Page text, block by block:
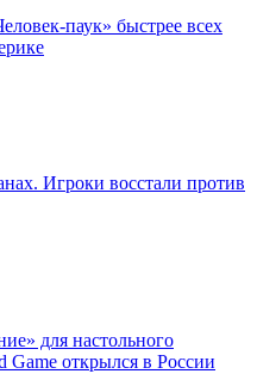
паук» быстрее всех
Игроки восстали против
для настольного
Game открылся в России